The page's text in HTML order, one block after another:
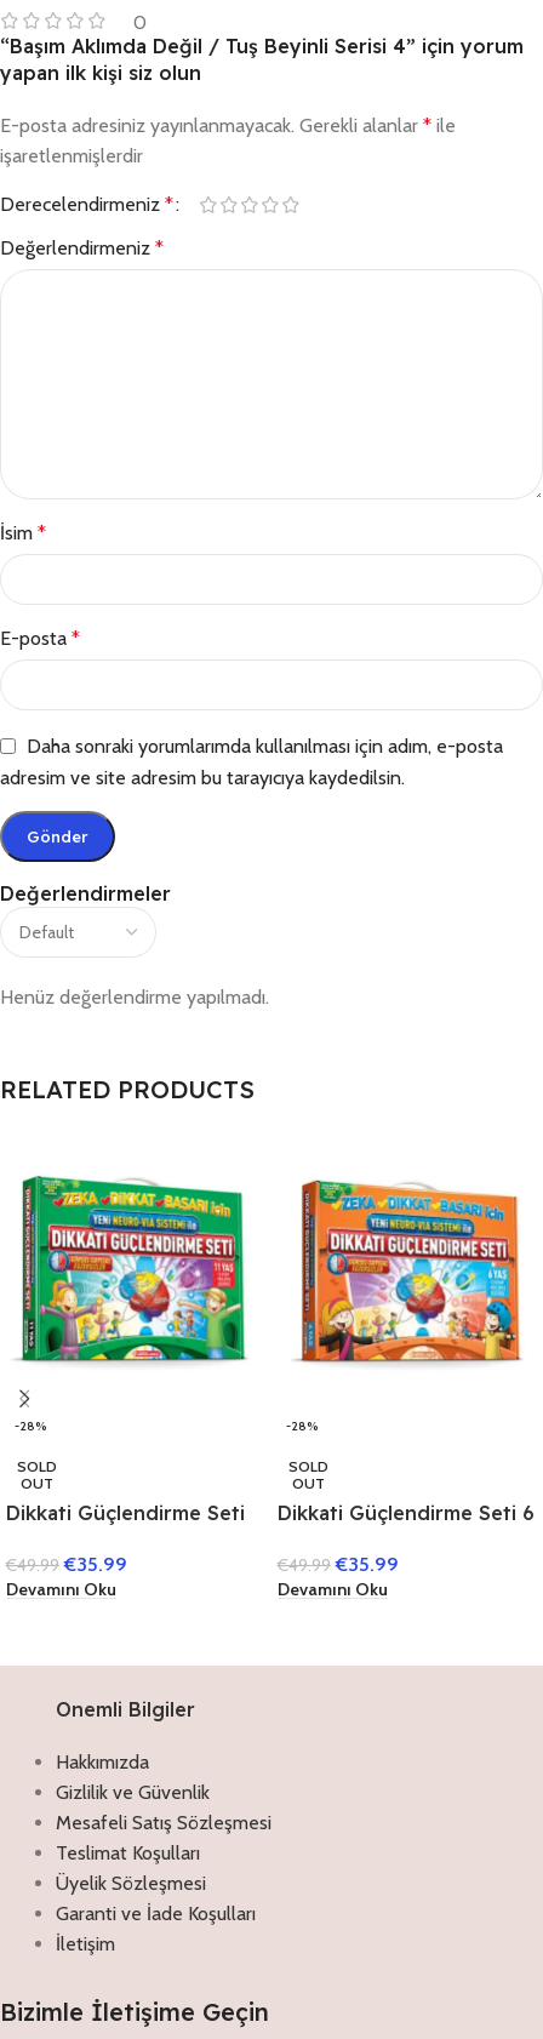
0
Değerlendirmeler
Henüz değerlendirme yapılmadı.
“Başım Aklımda Değil / Tuş Beyinli Serisi 4” için yorum
yapan ilk kişi siz olun
E-posta adresiniz yayınlanmayacak. Gerekli alanlar * ile
işaretlenmişlerdir
Derecelendirmeniz *
Değerlendirmeniz *
İsim *
E-posta *
Daha sonraki yorumlarımda kullanılması için adım, e-posta
adresim ve site adresim bu tarayıcıya kaydedilsin.
RELATED PRODUCTS
-28%
SOLD
OUT
Dikkati Güçlendirme Seti
€49.99 €35.99
Devamını Oku
-28%
SOLD
OUT
Dikkati Güçlendirme Seti 6
€49.99 €35.99
Devamını Oku
Onemli Bilgiler
Hakkımızda
Gizlilik ve Güvenlik
Mesafeli Satış Sözleşmesi
Teslimat Koşulları
Üyelik Sözleşmesi
Garanti ve İade Koşulları
İletişim
Bizimle İletişime Geçin